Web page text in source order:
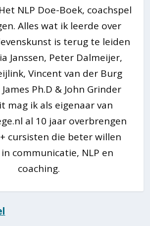
NLP Doe-Boek, coachspel
Alles wat ik leerde over
is terug te leiden
Janssen, Peter Dalmeijer,
Vincent van der Burg
James Ph.D & John Grinder
mag ik als eigenaar van
al 10 jaar overbrengen
cursisten die beter willen
communicatie, NLP en
coaching.